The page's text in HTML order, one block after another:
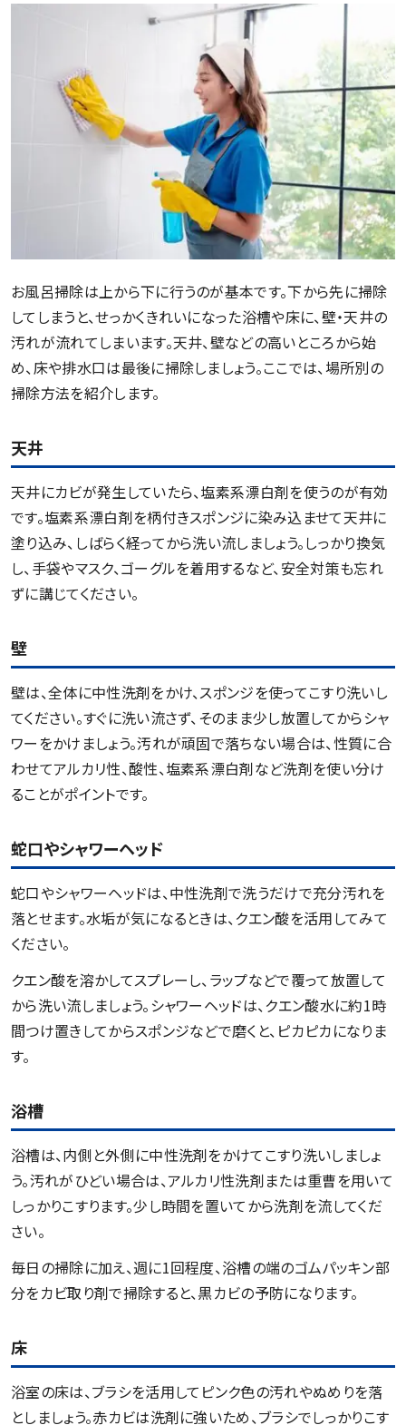
お風呂掃除は上から下に行うのが基本です。下から先に掃除
してしまうと、せっかくきれいになった浴槽や床に、壁・天井の
汚れが流れてしまいます。天井、壁などの高いところから始
め、床や排水口は最後に掃除しましょう。ここでは、場所別の
掃除方法を紹介します。
天井
天井にカビが発生していたら、塩素系漂白剤を使うのが有効
です。塩素系漂白剤を柄付きスポンジに染み込ませて天井に
塗り込み、しばらく経ってから洗い流しましょう。しっかり換気
し、手袋やマスク、ゴーグルを着用するなど、安全対策も忘れ
ずに講じてください。
壁
壁は、全体に中性洗剤をかけ、スポンジを使ってこすり洗いし
てください。すぐに洗い流さず、そのまま少し放置してからシャ
ワーをかけましょう。汚れが頑固で落ちない場合は、性質に合
わせてアルカリ性、酸性、塩素系漂白剤など洗剤を使い分け
ることがポイントです。
蛇口やシャワーヘッド
蛇口やシャワーヘッドは、中性洗剤で洗うだけで充分汚れを
落とせます。水垢が気になるときは、クエン酸を活用してみて
ください。
クエン酸を溶かしてスプレーし、ラップなどで覆って放置して
から洗い流しましょう。シャワーヘッドは、クエン酸水に約1時
間つけ置きしてからスポンジなどで磨くと、ピカピカになりま
す。
浴槽
浴槽は、内側と外側に中性洗剤をかけてこすり洗いしましょ
う。汚れがひどい場合は、アルカリ性洗剤または重曹を用いて
しっかりこすります。少し時間を置いてから洗剤を流してくだ
さい。
毎日の掃除に加え、週に1回程度、浴槽の端のゴムパッキン部
分をカビ取り剤で掃除すると、黒カビの予防になります。
床
浴室の床は、ブラシを活用してピンク色の汚れやぬめりを落
としましょう。赤カビは洗剤に強いため、ブラシでしっかりこす